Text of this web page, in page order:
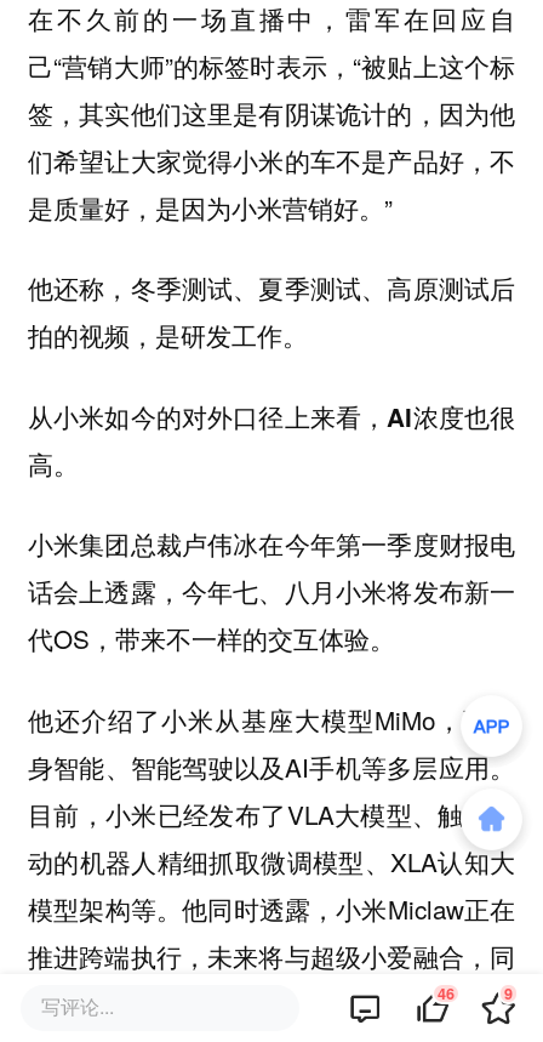
在不久前的一场直播中，雷军在回应自
己“营销大师”的标签时表示，“被贴上这个标
签，其实他们这里是有阴谋诡计的，因为他
们希望让大家觉得小米的车不是产品好，不
是质量好，是因为小米营销好。”
他还称，冬季测试、夏季测试、高原测试后
拍的视频，是研发工作。
从小米如今的对外口径上来看，AI浓度也很
高。
小米集团总裁卢伟冰在今年第一季度财报电
话会上透露，今年七、八月小米将发布新一
代OS，带来不一样的交互体验。
他还介绍了小米从基座大模型MiMo，到具
身智能、智能驾驶以及AI手机等多层应用。
目前，小米已经发布了VLA大模型、触觉驱
动的机器人精细抓取微调模型、XLA认知大
模型架构等。他同时透露，小米Miclaw正在
推进跨端执行，未来将与超级小爱融合，同
时Miloco正在深化智能家居Agent体验。
写评论... 46 9